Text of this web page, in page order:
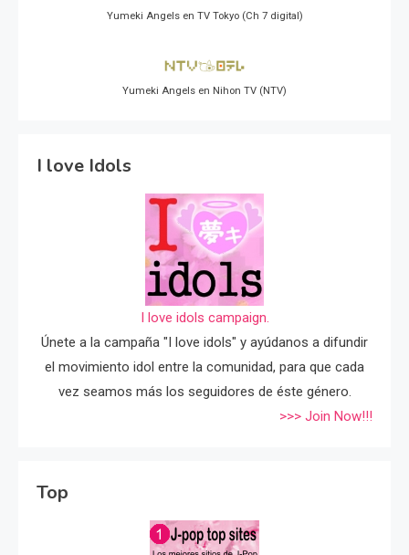
Yumeki Angels en TV Tokyo (Ch 7 digital)
Yumeki Angels en Nihon TV (NTV)
I love Idols
I love idols campaign.
Únete a la campaña "I love idols" y ayúdanos a difundir
el movimiento idol entre la comunidad, para que cada
vez seamos más los seguidores de éste género.
>>> Join Now!!!
Top